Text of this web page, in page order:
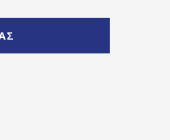
" artist="" ]